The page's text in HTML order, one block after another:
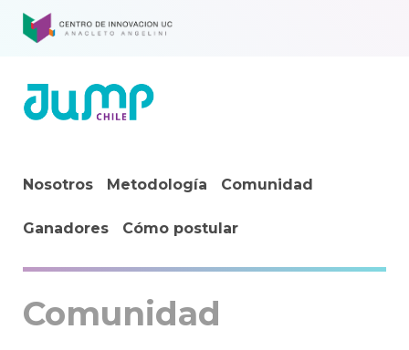
Nosotros Metodología Comunidad
Ganadores Cómo postular
Comunidad